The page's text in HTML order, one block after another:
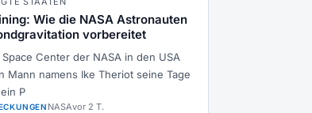
Wie die NASA Astronauten
vorbereitet
Center der NASA in den USA
Mann namens Ike Theriot seine Tage
P
NASAvor 2 T.